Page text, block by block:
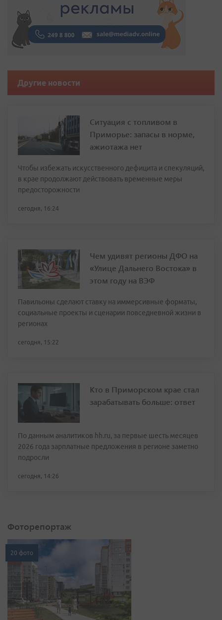
Другие новости
Ситуация с топливом в
Приморье: запасы в норме,
ажиотажа нет
Чтобы избежать искусственного дефицита и спекуляций,
в крае продолжают действовать временные меры
предосторожности
сегодня, 16:24
Чем удивят регионы ДФО на
«Улице Дальнего Востока» в
этом году на ВЭФ
Павильоны сделают ставку на иммерсивные форматы,
социальные проекты и сценарии повседневной жизни в
регионах
сегодня, 15:22
Кто в Приморском крае стал
зарабатывать больше: ответ
По данным аналитиков hh.ru, за первые шесть месяцев
2026 года зарплатные предложения в регионе заметно
подросли
сегодня, 14:26
Фоторепортаж
20 фото